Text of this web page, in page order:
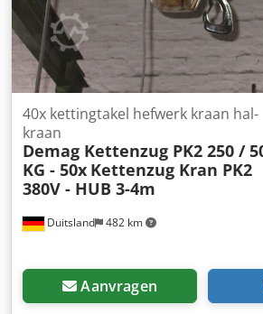
Duitsland 482 km
40x kettingtakel hefwerk kraan hal-
kraan
Demag Kettenzug PK2 250 /
KG - 50x Kettenzug Kran PK2
380V - HUB 3-4m
Aanvragen